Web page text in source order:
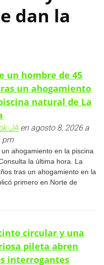
dan la
un hombre de 45
un ahogamiento
natural de La
JA en agosto 8, 2026 a
pm
ahogamiento en la piscina
la última hora. La
tras un ahogamiento en la
primero en Norte de
circular y una
pileta abren
interrogantes